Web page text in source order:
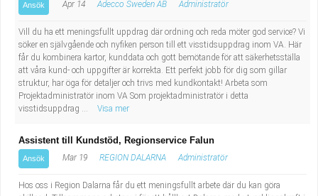
Ansök Apr 14 Adecco Sweden AB Administratör
Vill du ha ett meningsfullt uppdrag där ordning och reda möter god service? Vi
söker en självgående och nyfiken person till ett visstidsuppdrag inom VA. Här
får du kombinera kartor, kunddata och gott bemötande för att säkerhetsställa
att våra kund- och uppgifter är korrekta. Ett perfekt jobb för dig som gillar
struktur, har öga för detaljer och trivs med kundkontakt! Arbeta som
Projektadministratör inom VA Som projektadministratör i detta
visstidsuppdrag ...
Visa mer
Assistent till Kundstöd, Regionservice Falun
Ansök Mar 19 REGION DALARNA Administratör
Hos oss i Region Dalarna får du ett meningsfullt arbete där du kan göra